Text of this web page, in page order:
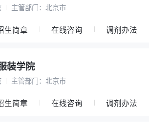
主管部门： 北京市
生简章 在线咨询 调剂办法
装学院
主管部门： 北京市
生简章 在线咨询 调剂办法